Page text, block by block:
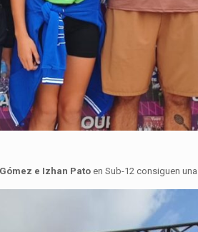
e Izhan Pato en Sub-12 consiguen